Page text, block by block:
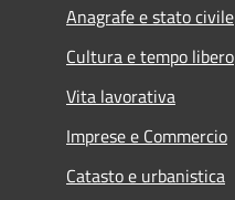
Anagrafe e stato civile
Cultura e tempo libero
Vita lavorativa
Imprese e Commercio
Catasto e urbanistica